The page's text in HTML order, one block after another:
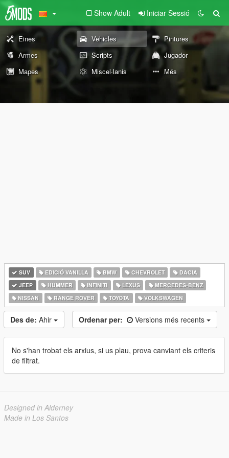
Show Adult Iniciar Sessió
Eines Vehicles
Pintures
Armes
Scripts
Jugador
Mapes
Miscel·lanis Més
SUV EDICIÓ VANILLA BMW CHEVROLET
DACIA
JEEP
HUMMER INFINITI LEXUS
MERCEDES-BENZ
NISSAN
RANGE ROVER TOYOTA VOLKSWAGEN
Des de: Ahir Ordenar per: Versions més recents
No s'han trobat els arxius, si us plau, prova canviant els criteris
de filtrat.
Designed in Alderney
Made in Los Santos